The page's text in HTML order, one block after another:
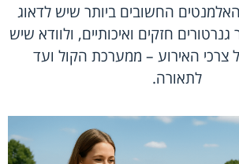
החשובים ביותר שיש לדאוג
חזקים ואיכותיים, ולוודא שיש
צרכי האירוע – ממערכת הקול ועד
לתאורה.